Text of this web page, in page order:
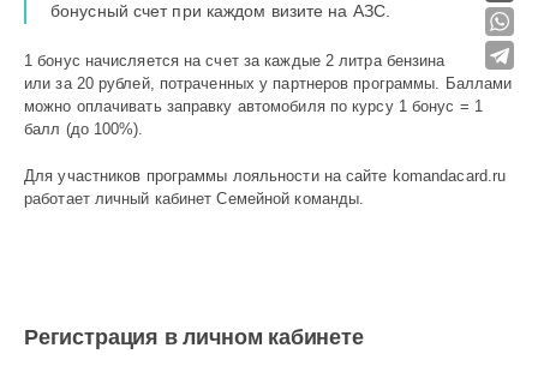
бонусный счет при каждом визите на АЗС.
1 бонус начисляется на счет за каждые 2 литра бензина
или за 20 рублей, потраченных у партнеров программы. Баллами
можно оплачивать заправку автомобиля по курсу 1 бонус = 1
балл (до 100%).
Для участников программы лояльности на сайте komandacard.ru
работает личный кабинет Семейной команды.
Регистрация в личном кабинете